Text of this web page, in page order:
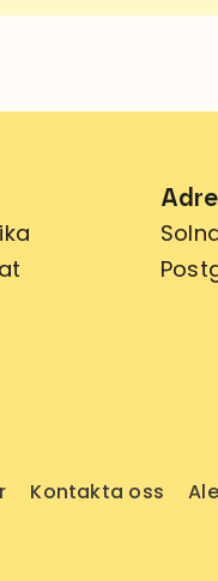
Kontakta oss